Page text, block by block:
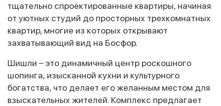
тщательно спроектированные квартиры, начиная
от уютных студий до просторных трехкомнатных
квартир, многие из которых открывают
захватывающий вид на Босфор.
Шишли – это динамичный центр роскошного
шопинга, изысканной кухни и культурного
богатства, что делает его желанным местом для
взыскательных жителей. Комплекс предлагает